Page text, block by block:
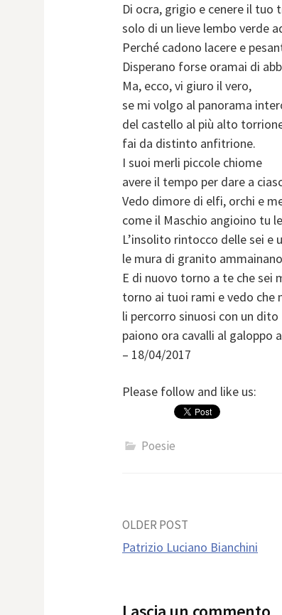
Di ocra, grigio e cenere il tuo
solo di un lieve lembo verde
Perché cadono lacere e
Disperano forse oramai di
Ma, ecco, vi giuro il vero,
se mi volgo al panorama
del castello al più alto
fai da distinto anfitrione.
I suoi merli piccole chiome
avere il tempo per dare a
Vedo dimore di elfi, orchi e
come il Maschio angioino tu
L’insolito rintocco delle sei e
le mura di granito
E di nuovo torno a te che sei
torno ai tuoi rami e vedo che
li percorro sinuosi con un dito
paiono ora cavalli al galoppo
– 18/04/2017
Please follow and like us:
Poesie
Post
OLDER POST
Patrizio Luciano Bianchini